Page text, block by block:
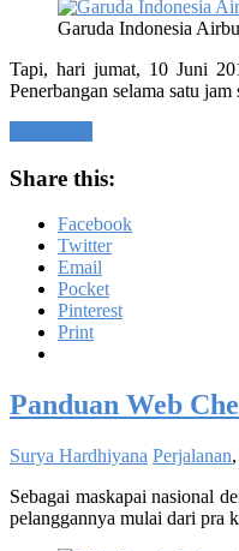
Garuda Indonesia
Tapi, hari jumat, 10 Juni
Penerbangan selama satu
Share this:
Facebook
Twitter
Email
Pocket
Pinterest
Print
Panduan Web
Surya Hardhiyana Perjalanan,
Sebagai maskapai nasional
pelanggannya mulai dari pra